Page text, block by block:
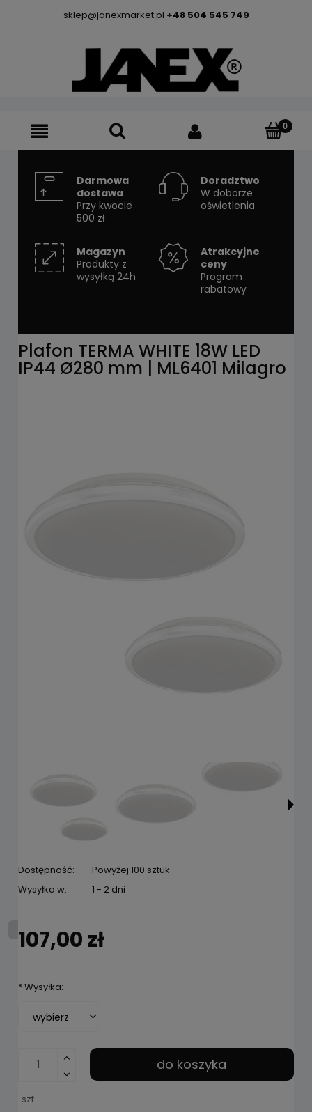
sklep@janexmarket.pl +48 504 545 749
Darmowa
dostawa
Przy kwocie
500 zł
Doradztwo
W doborze
oświetlenia
Magazyn
Produkty z
wysyłką 24h
Atrakcyjne
ceny
Program
rabatowy
Plafon TERMA WHITE 18W LED
IP44 Ø280 mm | ML6401 Milagro
Dostępność:
Powyżej 100 sztuk
Wysyłka w:
1 - 2 dni
107,00 zł
*Wysyłka:
szt.
do koszyka